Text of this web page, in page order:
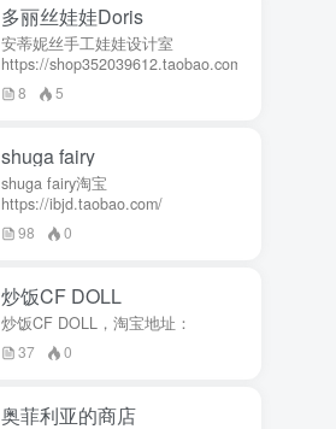
多丽丝娃娃Doris
安蒂妮丝手工娃娃设计室
https://shop352039612.taobao.com
8 5
shuga fairy
shuga fairy淘宝
https://ibjd.taobao.com/
98 0
炒饭CF DOLL
炒饭CF DOLL，淘宝地址：
37 0
奥菲利亚的商店